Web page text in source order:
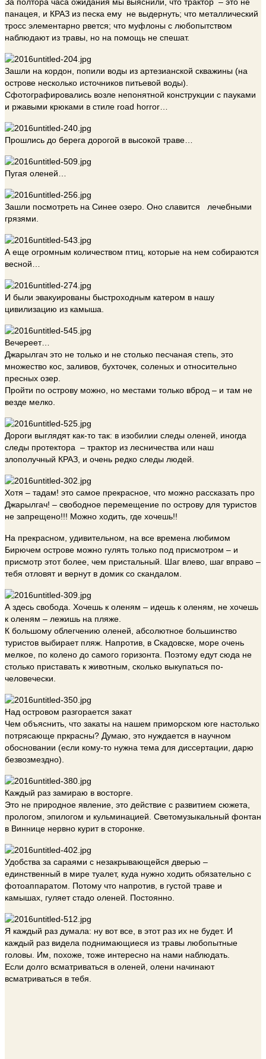
панацея, и КРАЗ из песка ему не выдернуть; что металлический
тросс элементарно рвется; что муфлоны с любопытством
наблюдают из травы, но на помощь не спешат.
Зашли на кордон, попили воды из артезианской скважины (на
острове несколько источников питьевой воды).
Сфотографировались возле непонятной конструкции с пауками
и ржавыми крюками в стиле road horror…
Прошлись до берега дорогой в высокой траве…
Пугая оленей…
Зашли посмотреть на Синее озеро. Оно славится лечебными
грязями.
А еще огромным количеством птиц, которые на нем собираются
весной…
И были эвакуированы быстроходным катером в нашу
цивилизацию из камыша.
Вечереет…
Джарылгач это не только и не столько песчаная степь, это
множество кос, заливов, бухточек, соленых и относительно
пресных озер.
Пройти по острову можно, но местами только вброд – и там не
везде мелко.
Дороги выглядят как-то так: в изобилии следы оленей, иногда
следы протектора – трактор из лесничества или наш
злополучный КРАЗ, и очень редко следы людей.
Хотя – тадам! это самое прекрасное, что можно рассказать про
Джарылгач! – свободное перемещение по острову для туристов
не запрещено!!! Можно ходить, где хочешь!!
На прекрасном, удивительном, на все времена любимом
Бирючем острове можно гулять только под присмотром – и
присмотр этот более, чем пристальный. Шаг влево, шаг вправо –
тебя отловят и вернут в домик со скандалом.
А здесь свобода. Хочешь к оленям – идешь к оленям, не хочешь
к оленям – лежишь на пляже.
К большому облегчению оленей, абсолютное большинство
туристов выбирает пляж. Напротив, в Скадовске, море очень
мелкое, по колено до самого горизонта. Поэтому едут сюда не
столько приставать к животным, сколько выкупаться по-
человечески.
Над островом разгорается закат
Чем объяснить, что закаты на нашем приморском юге настолько
потрясающе пркрасны? Думаю, это нуждается в научном
обосновании (если кому-то нужна тема для диссертации, дарю
безвозмездно).
Каждый раз замираю в восторге.
Это не природное явление, это действие с развитием сюжета,
прологом, эпилогом и кульминацией. Светомузыкальный фонтан
в Виннице нервно курит в сторонке.
Удобства за сараями с незакрывающейся дверью –
единственный в мире туалет, куда нужно ходить обязательно с
фотоаппаратом. Потому что напротив, в густой траве и
камышах, гуляет стадо оленей. Постоянно.
Я каждый раз думала: ну вот все, в этот раз их не будет. И
каждый раз видела поднимающиеся из травы любопытные
головы. Им, похоже, тоже интересно на нами наблюдать.
Если долго всматриваться в оленей, олени начинают
всматриваться в тебя.